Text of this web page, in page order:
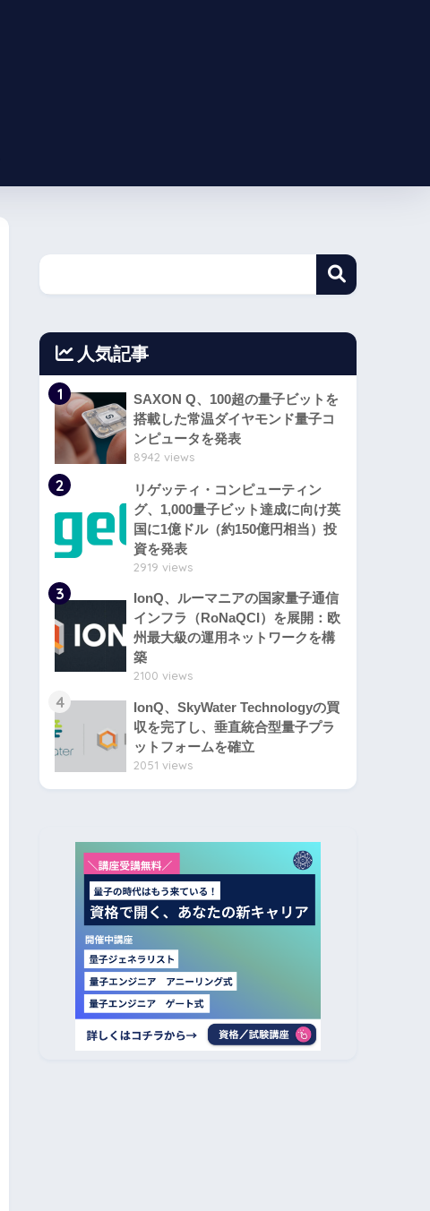
人気記事
1
SAXON Q、100超の量子ビットを
搭載した常温ダイヤモンド量子コ
ンピュータを発表
8942 views
2
リゲッティ・コンピューティン
グ、1,000量子ビット達成に向け英
国に1億ドル（約150億円相当）投
資を発表
2919 views
3
IonQ、ルーマニアの国家量子通信
インフラ（RoNaQCI）を展開：欧
州最大級の運用ネットワークを構
築
2100 views
4
IonQ、SkyWater Technologyの買
収を完了し、垂直統合型量子プラ
ットフォームを確立
2051 views